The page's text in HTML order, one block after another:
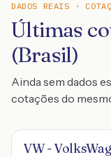
DADOS REAIS ·
Últimas
(Brasil)
Ainda sem dados
cotações do
VW -